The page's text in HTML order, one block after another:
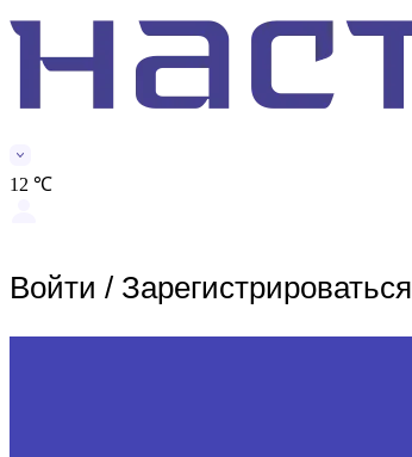
12 ℃
Войти / Зарегистрироваться